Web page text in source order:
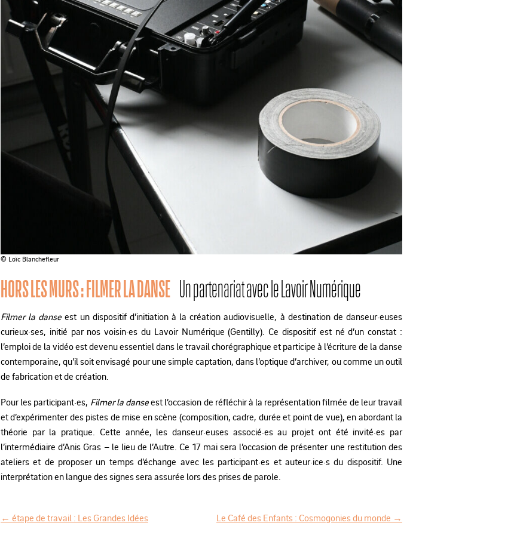
© Loïc Blanchefleur
HORS LES MURS : FILMER LA DANSE Un partenariat avec le Lavoir Numérique
Filmer la danse est un dispositif d’initiation à la création audiovisuelle, à destination de danseur·euses
curieux·ses, initié par nos voisin·es du Lavoir Numérique (Gentilly). Ce dispositif est né d’un constat :
l’emploi de la vidéo est devenu essentiel dans le travail chorégraphique et participe à l’écriture de la danse
contemporaine, qu’il soit envisagé pour une simple captation, dans l’optique d’archiver, ou comme un outil
de fabrication et de création.
Pour les participant·es, Filmer la danseest l’occasion de réfléchir à la représentation filmée de leur travail
et d’expérimenter des pistes de mise en scène (composition, cadre, durée et point de vue), en abordant la
théorie par la pratique. Cette année, les danseur·euses associé·es au projet ont été invité·es par
l’intermédiaire d’Anis Gras – le lieu de l’Autre. Ce 17 mai sera l’occasion de présenter une restitution des
ateliers et de proposer un temps d’échange avec les participant·es et auteur·ice·s du dispositif. Une
interprétation en langue des signes sera assurée lors des prises de parole.
← étape de travail : Les Grandes Idées Le Café des Enfants : Cosmogonies du monde →